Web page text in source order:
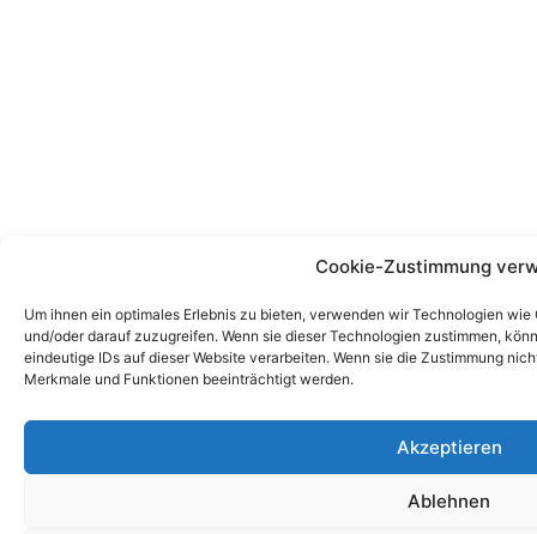
Cookie-Zustimmung
Um ihnen ein optimales Erlebnis zu bieten, verwenden wir Technologien
und/oder darauf zuzugreifen. Wenn sie dieser Technologien zustimmen,
eindeutige IDs auf dieser Website verarbeiten. Wenn sie die Zustimmung
Merkmale und Funktionen beeinträchtigt werden.
Akzeptieren
Ablehnen